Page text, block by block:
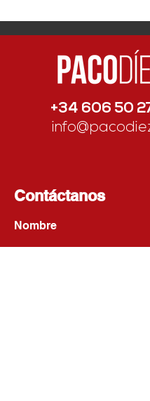
Parla
+34 606 50
Contáctanos
Nombre